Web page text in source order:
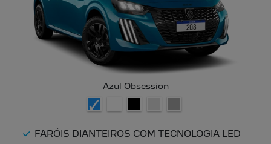
Azul Obsession
FARÓIS DIANTEIROS COM TECNOLOGIA LED